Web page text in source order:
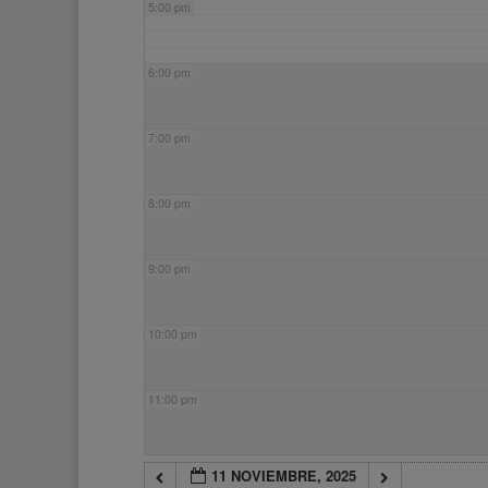
5:00 pm
6:00 pm
7:00 pm
8:00 pm
9:00 pm
10:00 pm
11:00 pm
11 NOVIEMBRE, 2025